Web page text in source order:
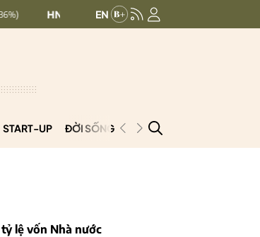
293.44 + 0.25 (+0.09%)
START-UP ĐỜI SỐNG PODCAST
lệ vốn Nhà nước